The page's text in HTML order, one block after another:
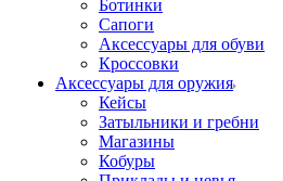
Ботинки
Сапоги
Аксессуары для обуви
Кроссовки
Аксессуары для оружия
Кейсы
Затыльники и гребни
Магазины
Кобуры